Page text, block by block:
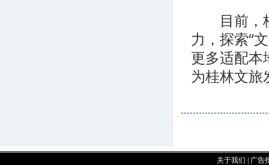
目前，桂
力，探索“
更多适配本
为桂林文
关于我们 广告